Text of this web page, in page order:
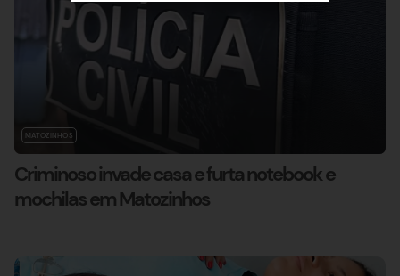
MATOZINHOS
Criminoso invade casa e furta notebook e
mochilas em Matozinhos